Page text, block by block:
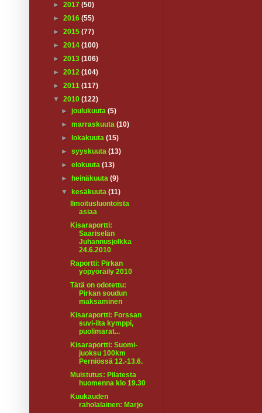
► 2017 (50)
► 2016 (55)
► 2015 (77)
► 2014 (100)
► 2013 (106)
► 2012 (104)
► 2011 (117)
▼ 2010 (122)
►joulukuuta(5)
►marraskuuta(10)
►
lokakuuta(15)
►syyskuuta(13)
►elokuuta(13)
►
heinäkuuta(9)
▼
kesäkuuta(11)
Ilmoitusluontoista
asiaa
Kisaraportti:
Saariselän
Juhannusjolkka
24.6.2010
Raportti: Pirkan
yöpyöräily 2010
Tätä on odotettu:
Pirkan soudun
maksaminen
Kisaraportti: Forssan
suvi-ilta kymppi,
puolimarat...
Kisaraportti: Suomi-
juoksu 100km
Perniössä 12.-13.6.
Muistutus: Pilatesta
huomenna klo 19.30
Kuukauden
raholalainen: Marjo